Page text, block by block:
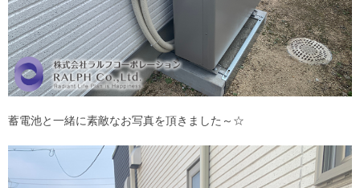
蓄電池と一緒に素敵なお写真を頂きました～☆